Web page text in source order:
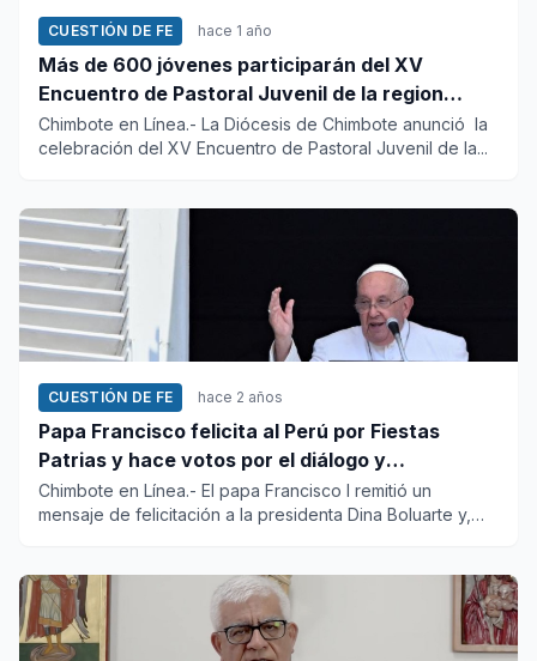
CUESTIÓN DE FE hace 1 año
Más de 600 jóvenes participarán del XV
Encuentro de Pastoral Juvenil de la region
Norte en Chimbote
Chimbote en Línea.- La Diócesis de Chimbote anunció la
celebración del XV Encuentro de Pastoral Juvenil de la...
CUESTIÓN DE FE hace 2 años
Papa Francisco felicita al Perú por Fiestas
Patrias y hace votos por el diálogo y
reconciliación
Chimbote en Línea.- El papa Francisco I remitió un
mensaje de felicitación a la presidenta Dina Boluarte y,